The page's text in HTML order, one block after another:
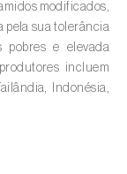
)
Ocimum,
modificados,
pela sua tolerância
pobres e elevada
incluem
Indonésia,